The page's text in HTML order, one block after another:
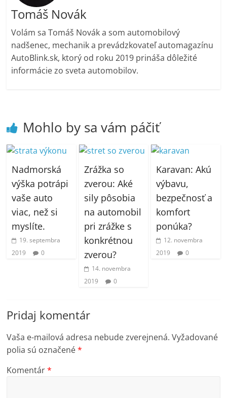
Tomáš Novák
Volám sa Tomáš Novák a som automobilový
nadšenec, mechanik a prevádzkovateľ automagazínu
AutoBlink.sk, ktorý od roku 2019 prináša dôležité
informácie zo sveta automobilov.
Mohlo by sa vám páčiť
Nadmorská
výška potrápi
vaše auto
viac, než si
myslíte.
19. septembra
2019
0
Zrážka so
zverou: Aké
sily pôsobia
na automobil
pri zrážke s
konkrétnou
zverou?
14. novembra
2019
0
Karavan: Akú
výbavu,
bezpečnosť a
komfort
ponúka?
12. novembra
2019
0
Pridaj komentár
Vaša e-mailová adresa nebude zverejnená. Vyžadované
polia sú označené*
Komentár*